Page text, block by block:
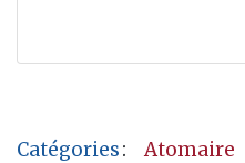
Catégories: Atomaire